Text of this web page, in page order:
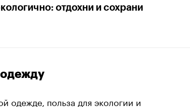
отдохни и сохрани
одежде, польза для экологии и